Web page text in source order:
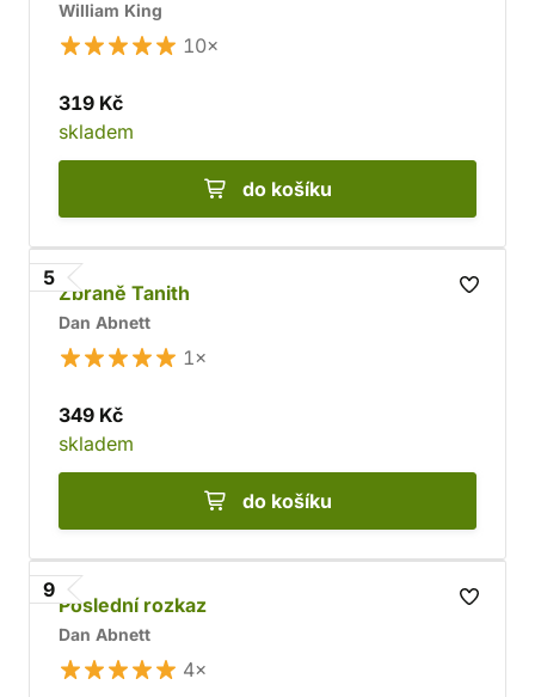
William King
10×
319 Kč
skladem
do košíku
5
Zbraně Tanith
Dan Abnett
1×
349 Kč
skladem
do košíku
9
Poslední rozkaz
Dan Abnett
4×